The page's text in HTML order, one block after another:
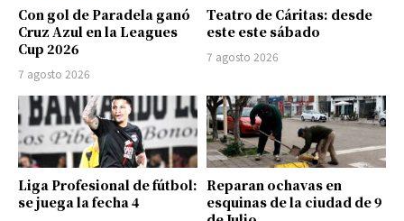
Con gol de Paradela ganó
Cruz Azul en la Leagues
Cup 2026
7 agosto 2026
Teatro de Cáritas: desde
este este sábado
7 agosto 2026
Liga Profesional de fútbol:
se juega la fecha 4
Reparan ochavas en
esquinas de la ciudad de 9